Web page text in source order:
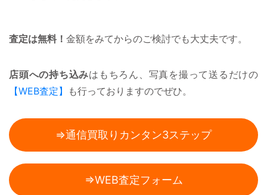
査定は無料！ 金額をみてからのご検討でも大丈夫です。
店頭への持ち込みはもちろん、写真を撮って送るだけの
【WEB査定】
も行っておりますのでぜひ。
⇒通信買取りカンタン3ステップ
⇒WEB査定フォーム